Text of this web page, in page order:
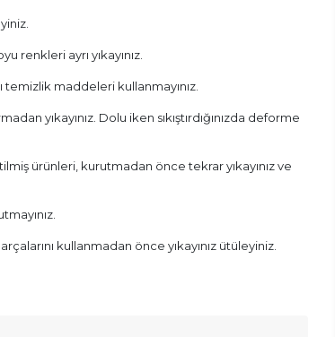
renkleri ayrı yıkayınız.
temizlik maddeleri kullanmayınız.
yıkayınız. Dolu iken sıkıştırdığınızda deforme
ürünleri, kurutmadan önce tekrar yıkayınız ve
kullanmadan önce yıkayınız ütüleyiniz.